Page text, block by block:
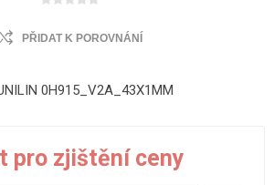
PŘIDAT K POROVNÁNÍ
0H915_V2A_43X1MM
pro zjištění ceny